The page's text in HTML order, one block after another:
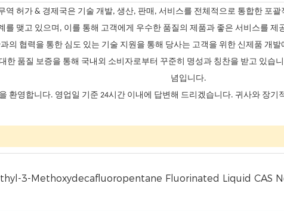
외 무역 허가 & 경제국은 기술 개발, 생산, 판매, 서비스를 전체적으로 통합한
를 맺고 있으며, 이를 통해 고객에게 우수한 품질의 제품과 좋은 서비스를 제
의 협력을 통한 심도 있는 기술 지원을 통해 당사는 고객을 위한 신제품 개
한 품질 보증을 통해 국내외 소비자로부터 꾸준히 명성과 칭찬을 받고 있습
념입니다.
환영합니다. 영업일 기준 24시간 이내에 답변해 드리겠습니다. 귀사와 장